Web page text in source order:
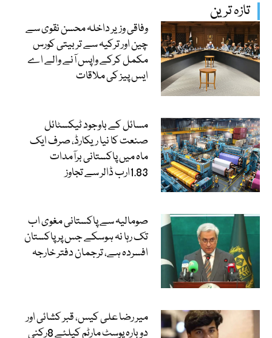
تازہ ترین
وفاقی وزیر داخلہ محسن نقوی سے
چین اور ترکیہ سے تربیتی کورس
مکمل کرکے واپس آنے والے اے
ایس پیز کی ملاقات
مسائل کے باوجود ٹیکسٹائل
صنعت کا نیا ریکارڈ، صرف ایک
ماہ میں پاکستانی برآمدات
1.83ارب ڈالر سے تجاوز
صومالیہ سے پاکستانی مغوی اب
تک رہا نہ ہوسکے جس پر پاکستان
افسردہ ہے، ترجمان دفتر خارجہ
میر رضا علی کیس، قبر کشائی اور
دوبارہ پوسٹ مارٹم کیلئے 8رکنی